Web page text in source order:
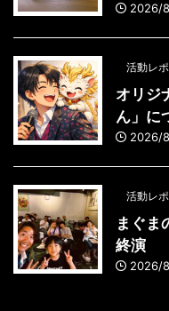
2026/
活動レ
オリジ
ん」に
2026/
活動レ
まぐま
終演
2026/